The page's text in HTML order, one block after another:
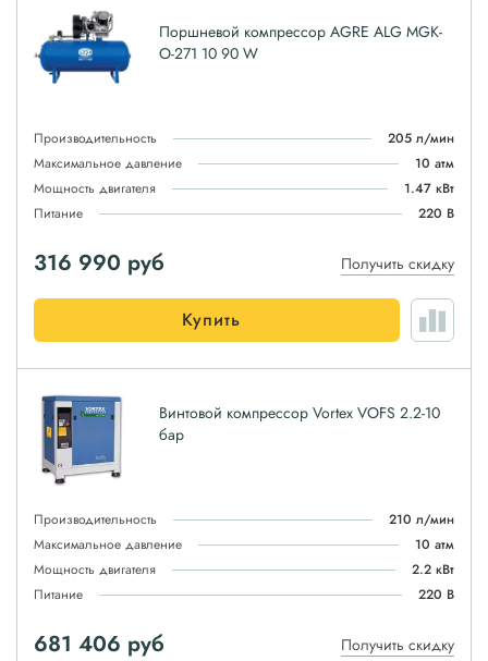
Поршневой компрессор AGRE ALG MGK-
O-271 10 90 W
Производительность
205 л/мин
Максимальное давление
10 атм
Мощность двигателя
1.47 кВт
Питание
220 В
316 990 руб Получить скидку
Купить
Винтовой компрессор Vortex VOFS 2.2-10
бар
Производительность
210 л/мин
Максимальное давление
10 атм
Мощность двигателя
2.2 кВт
Питание
220 В
681 406 руб Получить скидку